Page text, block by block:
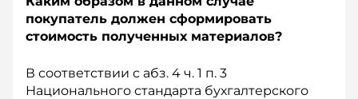
покупатель должен сформировать
стоимость полученных материалов?
В соответствии с абз. 4 ч. 1 п. 3
Национального стандарта бухгалтерского